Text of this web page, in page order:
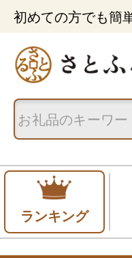
初めての方でも簡
ランキング